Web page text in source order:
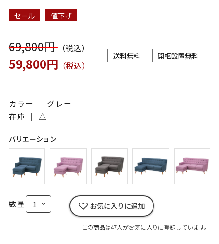
セール 値下げ
69,800円（税込）
59,800円 （税込）
送料無料 開梱設置無料
カラー ｜ グレー
在庫 ｜ △
バリエーション
数量 お気に入りに追加
この商品は47人がお気に入りに登録しています。